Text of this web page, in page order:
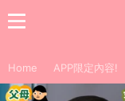
Home APP限定內容!